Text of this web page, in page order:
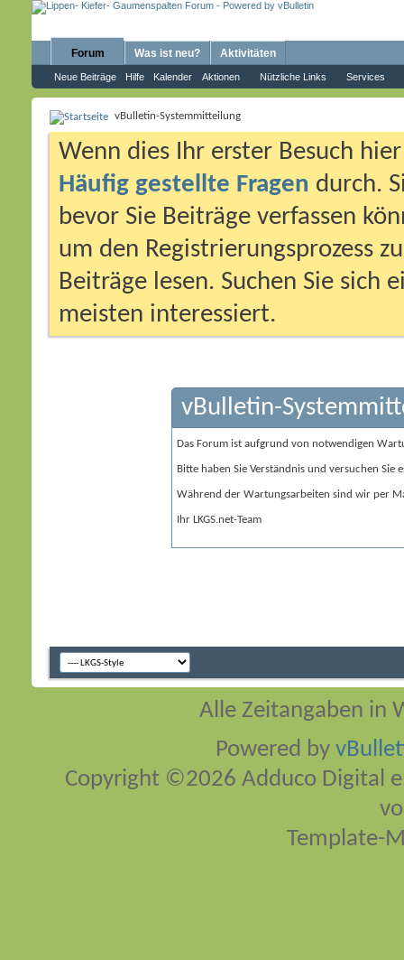
Forum
Neue Beiträge Hilfe Kalender Aktionen Nützliche Links Services
Was ist neu? Aktivitäten
vBulletin-Systemmitteilung
Wenn dies Ihr erster Besuch
Häufig gestellte Fragen durch.
bevor Sie Beiträge verfassen
um den Registrierungsprozess
Beiträge lesen. Suchen Sie sich
meisten interessiert.
vBulletin-
Das Forum ist aufgrund von notwendigen
Bitte haben Sie Verständnis und versuchen Sie
Während der Wartungsarbeiten sind wir per
Ihr LKGS.net-Team
Alle Zeitangaben in
Powered by
Copyright ©2026 Adduco Digital
Template-